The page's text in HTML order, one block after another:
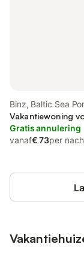
Binz, Baltic Sea
Vakantiewoning
Gratis annulering
vanaf€ 73per